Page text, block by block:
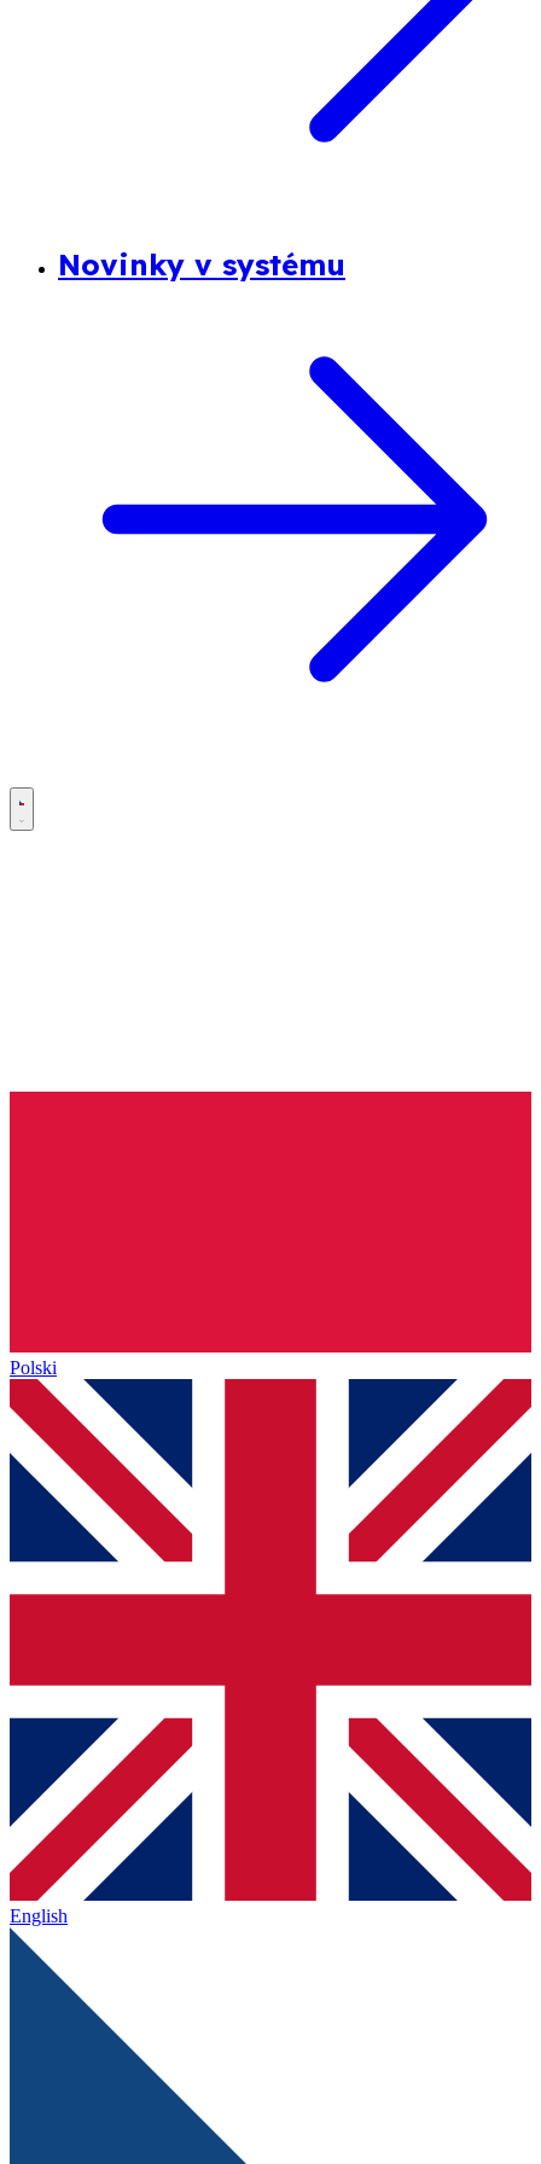
Novinky v systému
Polski
English